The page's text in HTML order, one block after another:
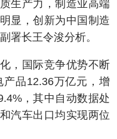
生产力，制造业高端
显，创新为中国制造
署长王令浚分析。
国际竞争优势不断
品12.36万亿元，增
，其中自动数据处
汽车出口均实现两位